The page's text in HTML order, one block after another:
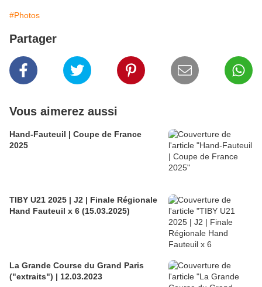
#Photos
Partager
Vous aimerez aussi
Hand-Fauteuil | Coupe de France
2025
TIBY U21 2025 | J2 | Finale Régionale
Hand Fauteuil x 6 (15.03.2025)
La Grande Course du Grand Paris
("extraits") | 12.03.2023